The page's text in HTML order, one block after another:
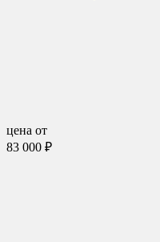
цена от
83 000 ₽